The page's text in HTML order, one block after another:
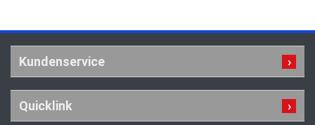
Kundenservice
Quicklink